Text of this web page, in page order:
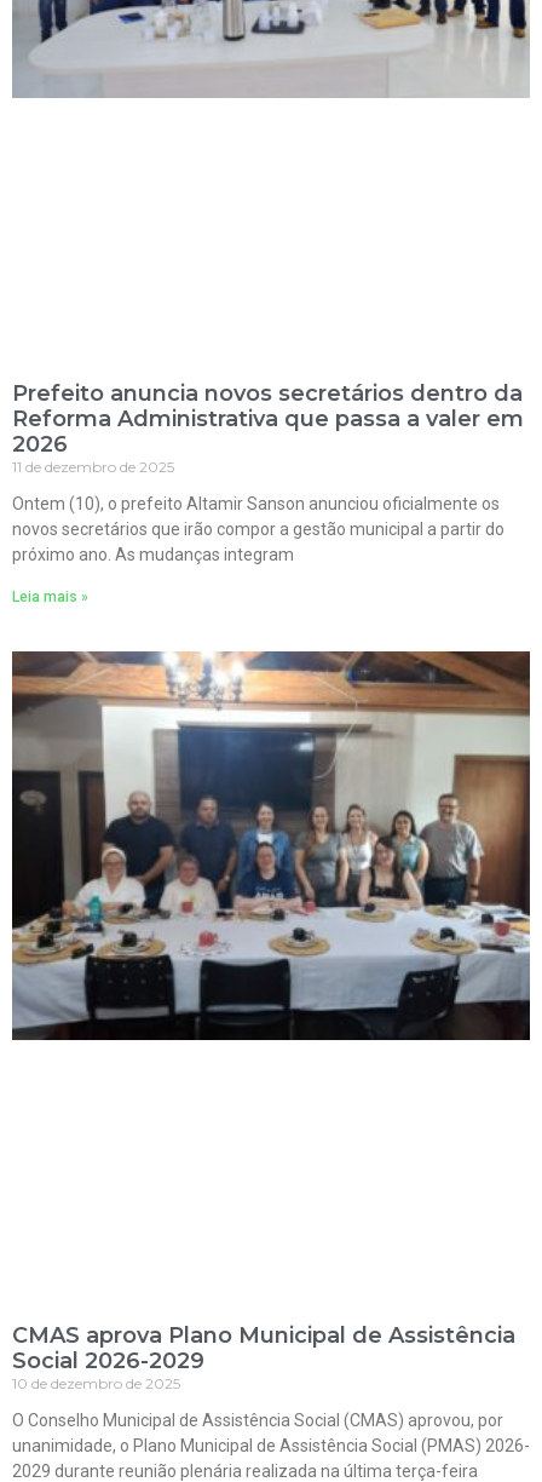
Prefeito anuncia novos secretários dentro da
Reforma Administrativa que passa a valer em
2026
11 de dezembro de 2025
Ontem (10), o prefeito Altamir Sanson anunciou oficialmente os
novos secretários que irão compor a gestão municipal a partir do
próximo ano. As mudanças integram
Leia mais »
CMAS aprova Plano Municipal de Assistência
Social 2026-2029
10 de dezembro de 2025
O Conselho Municipal de Assistência Social (CMAS) aprovou, por
unanimidade, o Plano Municipal de Assistência Social (PMAS) 2026-
2029 durante reunião plenária realizada na última terça-feira